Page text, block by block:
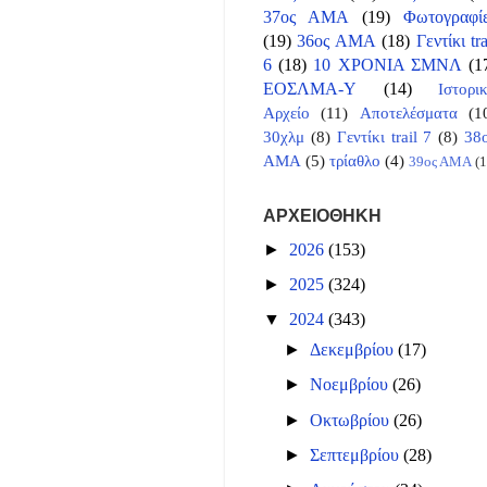
37ος ΑΜΑ
(19)
(19) 36ος ΑΜΑ (18) Γεντίκι
6 (18) 10 ΧΡΟΝΙΑ ΣΜΝΛ
ΕΟΣΛΜΑ-Υ
(14)
Αρχείο
(11) Αποτελέσματα
30χλμ (8) Γεντίκι trail 7 (8)
ΑΜΑ (5) τρίαθλο (4) 39ος ΑΜΑ
ΑΡΧΕΙΟΘΗΚΗ
► 2026 (153)
► 2025 (324)
▼ 2024 (343)
► Δεκεμβρίου(17)
►Νοεμβρίου(26)
►Οκτωβρίου(26)
►Σεπτεμβρίου(28)